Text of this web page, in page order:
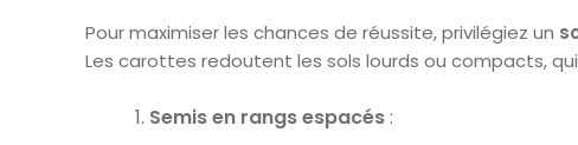
Pour maximiser les chances de réussite, privilégiez un
Les carottes redoutent les sols lourds ou compacts,
Semis en rangs espacés :